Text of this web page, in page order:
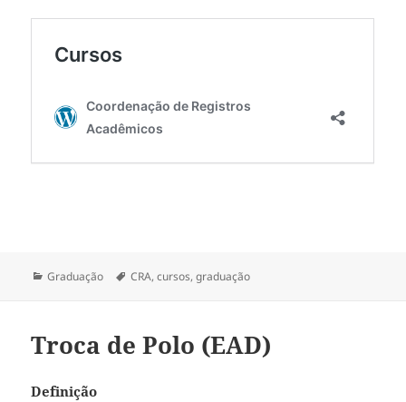
Categorias
Graduação Tags
CRA,cursos,graduação
Troca de Polo (EAD)
Definição